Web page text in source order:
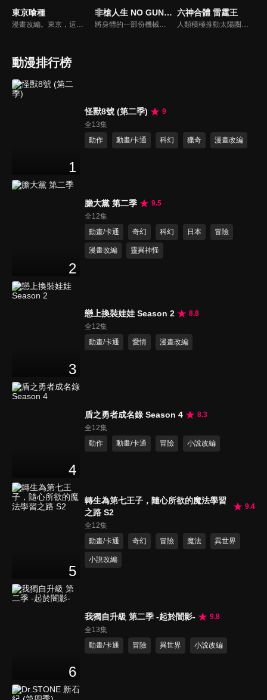
東京喰種 非槍人生 NO GUNS LIFE 六神合體 雷霆王
動漫排行榜
1
怪獸8號 (第二季)
9
全13集
動作
動畫/卡通 科幻 獵奇 漫畫改編
2
膽大黨 第二季
9.5
全12集
動畫/卡通
奇幻 科幻 日本 冒險
漫畫改編 靈異神怪
3
戀上換裝娃娃 Season 2
8.8
全12集
動畫/卡通
愛情 漫畫改編
4
盾之勇者成名錄 Season 4
8.3
全12集
動作
動畫/卡通 冒險 小說改編
5
轉生為第七王子，隨心所欲的魔法學習
之路 S2
9.4
全12集
動畫/卡通
奇幻 冒險 魔法 異世界
小說改編
6
我獨自升級 第二季 -起於闇影-
9.8
全13集
動畫/卡通
冒險 異世界 小說改編